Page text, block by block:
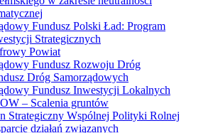
Fundusz Polski Ład: Program
Strategicznych
Powiat
Fundusz Rozwoju Dróg
Dróg Samorządowych
Fundusz Inwestycji Lokalnych
– Scalenia gruntów
Strategiczny Wspólnej Polityki Rolnej
działań związanych